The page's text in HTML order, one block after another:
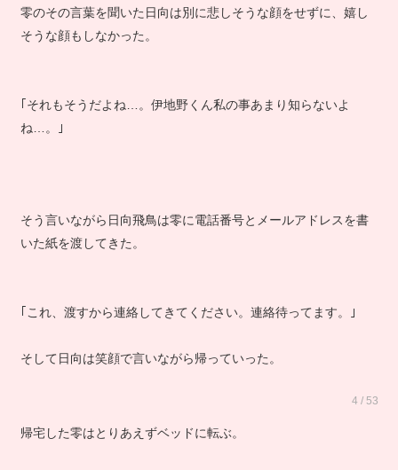
零のその言葉を聞いた日向は別に悲しそうな顔をせずに、嬉し
そうな顔もしなかった。
｢それもそうだよね…。伊地野くん私の事あまり知らないよ
ね…。｣
そう言いながら日向飛鳥は零に電話番号とメールアドレスを書
いた紙を渡してきた。
｢これ、渡すから連絡してきてください。連絡待ってます。｣
そして日向は笑顔で言いながら帰っていった。
4 / 53
帰宅した零はとりあえずベッドに転ぶ。